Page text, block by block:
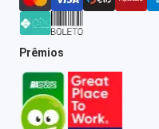
Prêmios